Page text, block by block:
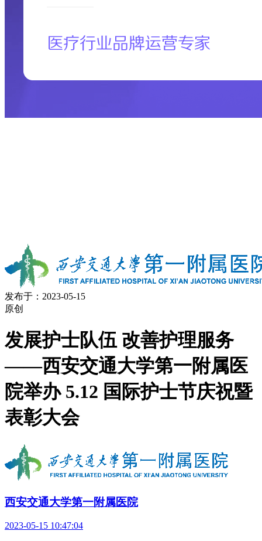
发布于：2023-05-15
原创
发展护士队伍 改善护理服务
——西安交通大学第一附属医
院举办 5.12 国际护士节庆祝暨
表彰大会
西安交通大学第一附属医院
2023-05-15 10:47:04